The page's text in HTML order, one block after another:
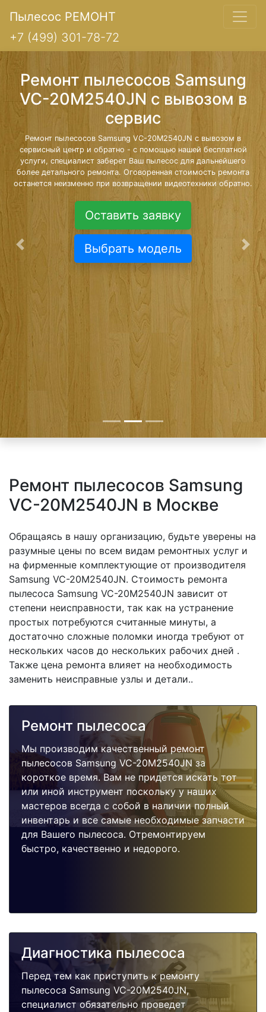
Пылесос РЕМОНТ
+7 (499) 301-78-72
Ремонт пылесосов Samsung
VC-20M2540JN с вывозом в
сервис
Ремонт пылесосов Samsung VC-20M2540JN с вывозом в
сервисный центр и обратно - с помощью нашей бесплатной
услуги, специалист заберет Ваш пылесос для дальнейшего
более детального ремонта. Оговоренная стоимость ремонта
останется неизменно при возвращении видеотехники обратно.
Оставить заявку
Выбрать модель
Предыдущая
Ремонт пылесосов Samsung
VC-20M2540JN в Москве
Обращаясь в нашу организацию, будьте уверены на
разумные цены по всем видам ремонтных услуг и
на фирменные комплектующие от производителя
Samsung VC-20M2540JN. Стоимость ремонта
пылесоса Samsung VC-20M2540JN зависит от
степени неисправности, так как на устранение
простых потребуются считанные минуты, а
достаточно сложные поломки иногда требуют от
нескольких часов до нескольких рабочих дней .
Также цена ремонта влияет на необходимость
заменить неисправные узлы и детали..
Ремонт пылесоса
Мы производим качественный ремонт
пылесосов Samsung VC-20M2540JN за
короткое время. Вам не придется искать тот
или иной инструмент поскольку у наших
мастеров всегда с собой в наличии полный
инвентарь и все самые необходимые запчасти
для Вашего пылесоса. Отремонтируем
быстро, качественно и недорого.
Диагностика пылесоса
Перед тем как приступить к ремонту
пылесоса Samsung VC-20M2540JN,
специалист обязательно проведет